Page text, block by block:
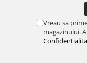
Vreau sa
magazinului.